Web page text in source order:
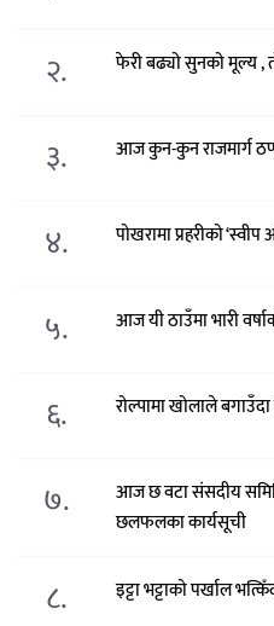
२. फेरी बढ्यो सुनको मूल्य ,
३. आज कुन-कुन राजमार्ग
४. पोखरामा प्रहरीको
५. आज यी ठाउँमा भारी
६. रोल्पामा खोलाले
७.
आज छ वटा संसदीय
छलफलका कार्यसूची
८. इट्टा भट्टाको पर्खाल